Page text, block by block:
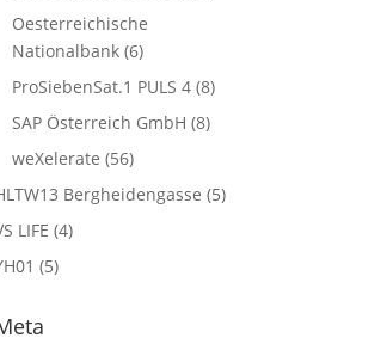
Oesterreichische
Nationalbank (6)
ProSiebenSat.1 PULS 4 (8)
SAP Österreich GmbH (8)
weXelerate (56)
Bergheidengasse (5)
LIFE (4)
(5)